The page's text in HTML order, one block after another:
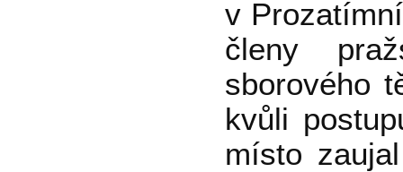
v
členy
sborového
kvůli
místo